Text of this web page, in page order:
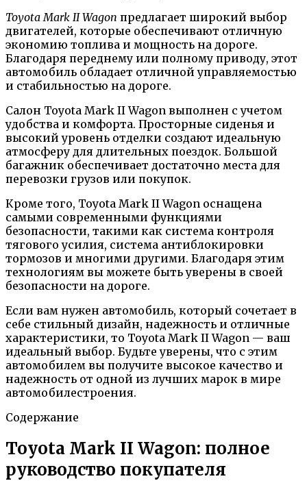
Toyota Mark II Wagon предлагает широкий выбор
двигателей, которые обеспечивают отличную
экономию топлива и мощность на дороге.
Благодаря переднему или полному приводу, этот
автомобиль обладает отличной управляемостью
и стабильностью на дороге.
Салон Toyota Mark II Wagon выполнен с учетом
удобства и комфорта. Просторные сиденья и
высокий уровень отделки создают идеальную
атмосферу для длительных поездок. Большой
багажник обеспечивает достаточно места для
перевозки грузов или покупок.
Кроме того, Toyota Mark II Wagon оснащена
самыми современными функциями
безопасности, такими как система контроля
тягового усилия, система антиблокировки
тормозов и многими другими. Благодаря этим
технологиям вы можете быть уверены в своей
безопасности на дороге.
Если вам нужен автомобиль, который сочетает в
себе стильный дизайн, надежность и отличные
характеристики, то Toyota Mark II Wagon — ваш
идеальный выбор. Будьте уверены, что с этим
автомобилем вы получите высокое качество и
надежность от одной из лучших марок в мире
автомобилестроения.
Содержание
Toyota Mark II Wagon: полное
руководство покупателя